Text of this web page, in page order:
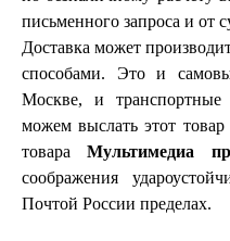
письменного запроса и от
Доставка может
способами. Это и
Москве, и
можем выслать этот
товараМультимедиа
соображения
Почтой России пределах.